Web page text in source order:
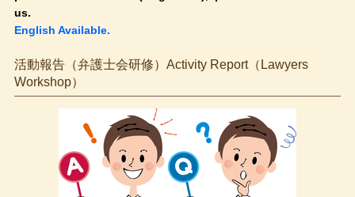
us.
English Available.
HOME
治療・支援の流れ
プロフィール
メールでのお問い合わせ
活動報告（弁護士会研修）Activity Report（Lawyers
Workshop）